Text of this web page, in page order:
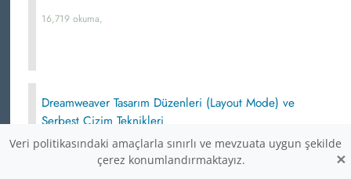
16,719 okuma,
Dreamweaver Tasarım Düzenleri (Layout Mode) ve
Serbest Çizim Teknikleri
Dreamweaver içerisinde nesneleri hizalamak sorun mu
oluyor, bir objeyi istediğiniz yere taşımak her zaman
Veri politikasındaki amaçlarla sınırlı ve mevzuata uygun şekilde
çerez konumlandırmaktayız.
×